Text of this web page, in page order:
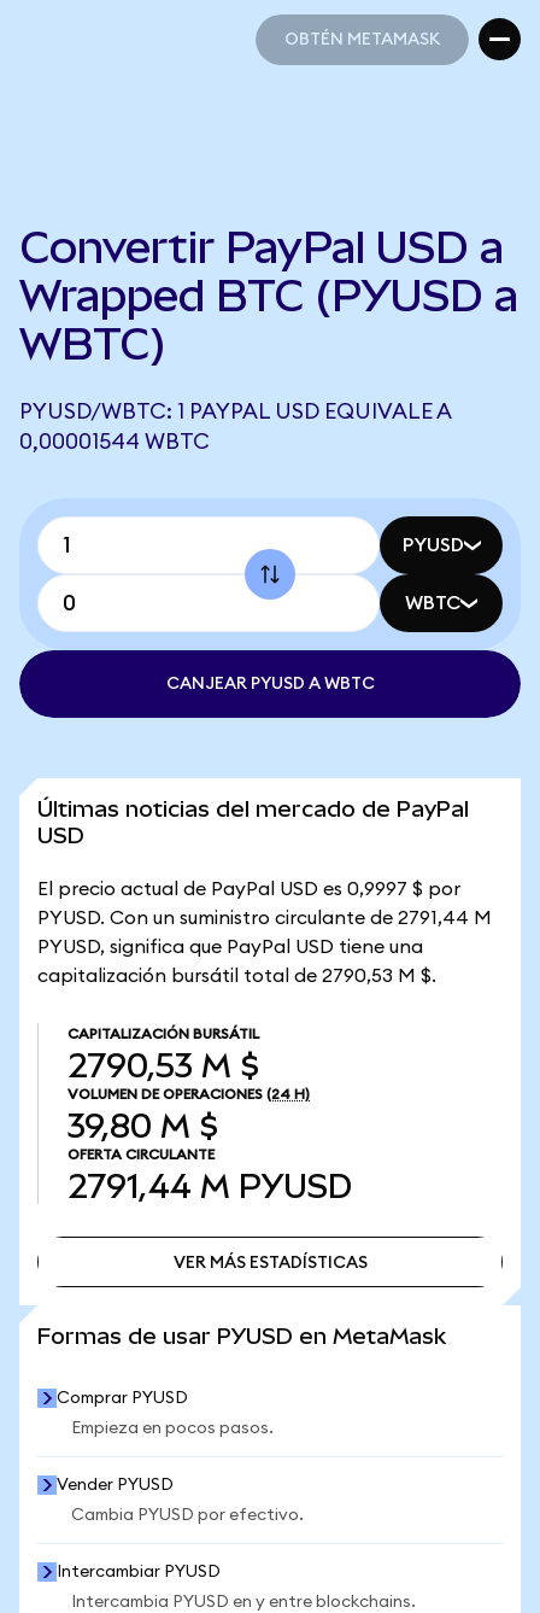
OBTÉN METAMASK
Convertir PayPal USD a
Wrapped BTC (PYUSD a
WBTC)
PYUSD/WBTC: 1 PAYPAL USD EQUIVALE A
0,00001544 WBTC
PYUSD
WBTC
CANJEAR PYUSD A WBTC
Últimas noticias del mercado de PayPal
USD
El precio actual de PayPal USD es 0,9997 $ por
PYUSD. Con un suministro circulante de 2791,44 M
PYUSD, significa que PayPal USD tiene una
capitalización bursátil total de 2790,53 M $.
CAPITALIZACIÓN BURSÁTIL
2790,53 M $
VOLUMEN DE OPERACIONES (24 H)
39,80 M $
OFERTA CIRCULANTE
2791,44 M PYUSD
VER MÁS ESTADÍSTICAS
Formas de usar PYUSD en MetaMask
Comprar PYUSD
Empieza en pocos pasos.
Vender PYUSD
Cambia PYUSD por efectivo.
Intercambiar PYUSD
Intercambia PYUSD en y entre blockchains.